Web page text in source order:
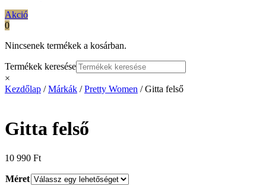
Akció
0
Nincsenek termékek a kosárban.
Termékek keresése
×
Kezdőlap /Márkák /Pretty Women / Gitta felső
Gitta felső
10 990 Ft
Méret